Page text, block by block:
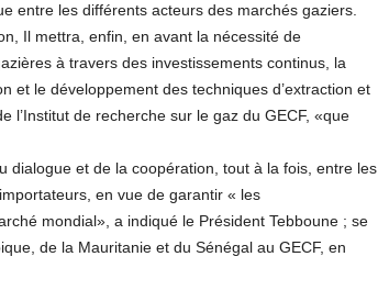
entre les différents acteurs des marchés gaziers.
Il mettra, enfin, en avant la nécessité de
à travers des investissements continus, la
et le développement des techniques d’extraction et
l’Institut de recherche sur le gaz du GECF, «que
dialogue et de la coopération, tout à la fois, entre les
en vue de garantir « les
mondial», a indiqué le Président Tebboune ; se
de la Mauritanie et du Sénégal au GECF, en